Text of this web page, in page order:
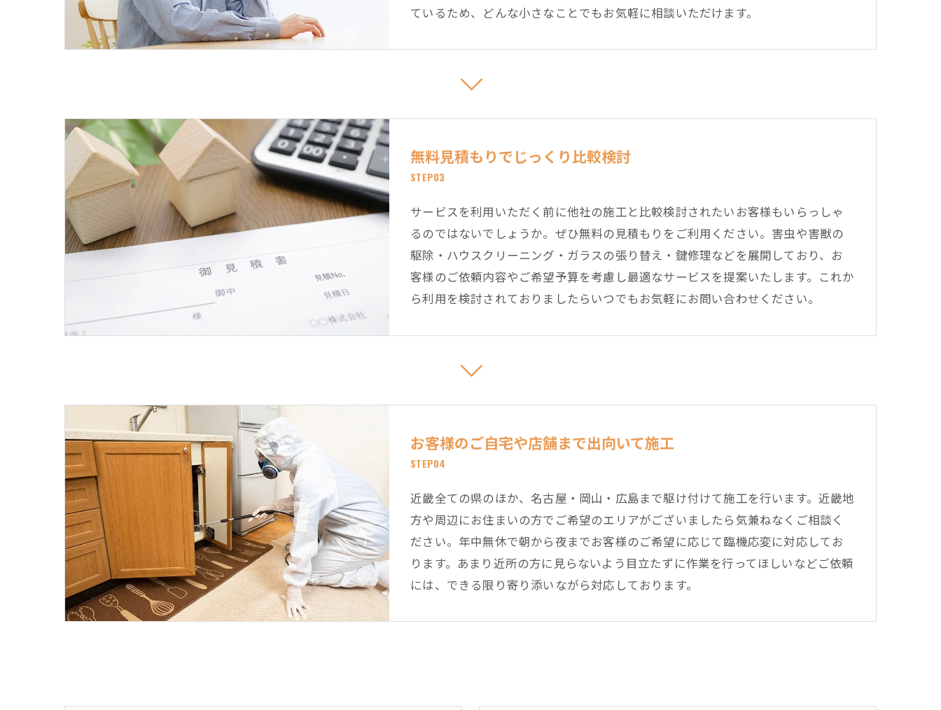
ているため、どんな小さなことでもお気軽に相談いただけます。
無料見積もりでじっくり比較検討
STEP03
サービスを利用いただく前に他社の施工と比較検討されたいお客様もいらっしゃ
るのではないでしょうか。ぜひ無料の見積もりをご利用ください。害虫や害獣の
駆除・ハウスクリーニング・ガラスの張り替え・鍵修理などを展開しており、お
客様のご依頼内容やご希望予算を考慮し最適なサービスを提案いたします。これか
ら利用を検討されておりましたらいつでもお気軽にお問い合わせください。
お客様のご自宅や店舗まで出向いて施工
STEP04
近畿全ての県のほか、名古屋・岡山・広島まで駆け付けて施工を行います。近畿地
方や周辺にお住まいの方でご希望のエリアがございましたら気兼ねなくご相談く
ださい。年中無休で朝から夜までお客様のご希望に応じて臨機応変に対応してお
ります。あまり近所の方に見らないよう目立たずに作業を行ってほしいなどご依頼
には、できる限り寄り添いながら対応しております。